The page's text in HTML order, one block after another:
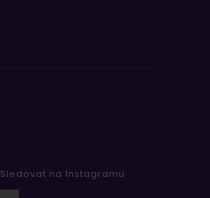
Sledovat na Instagramu